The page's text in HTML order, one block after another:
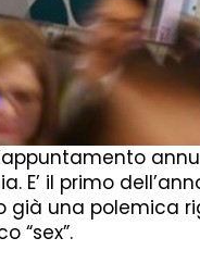
E’ il primo
già una polemica
“sex”.